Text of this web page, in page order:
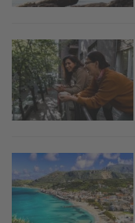
Image
Image